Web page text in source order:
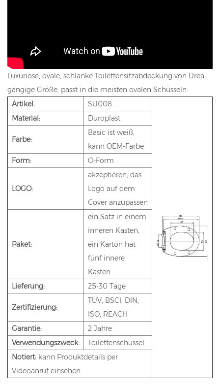
Luxuriöse, ovale, schlanke Toilettensitzabdeckung von Urea,
gängige Größe, passt in die meisten ovalen Schüsseln.
Artikel:
SU008
Material:
Duroplast
Farbe:
Basic ist weiß,
kann OEM-Farbe
Form:
O-Form
LOGO:
akzeptieren, das
Logo auf dem
Cover anzupassen
Paket:
ein Satz in einem
inneren Kasten,
ein Karton hat
fünf innere
Kasten
Lieferung:
25-30 Tage
Zertifizierung:
TÜV, BSCI, DIN,
ISO, REACH
Garantie:
2 Jahre
Verwendungszweck:
Toilettenschüssel
Notiert: kann Produktdetails per
Videoanruf einsehen